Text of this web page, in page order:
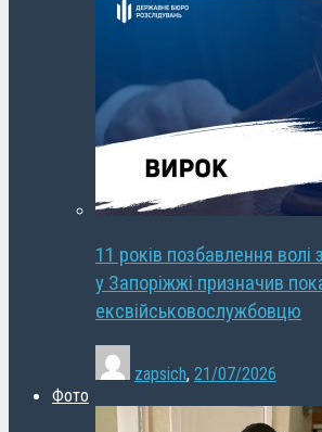
11 років позбавлення
у Запоріжжі призначив
ексвійськовослужбовцю
zapsich, 21/07/2026
Фото